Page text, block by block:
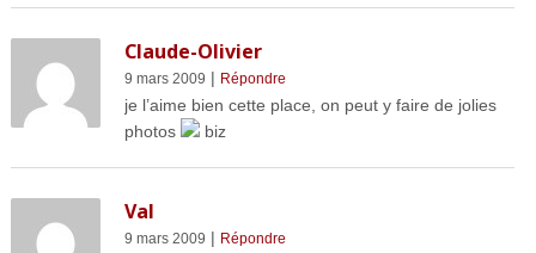
Claude-Olivier
9 mars 2009 | Répondre
je l’aime bien cette place, on peut y faire de jolies
photos
biz
Val
9 mars 2009 | Répondre